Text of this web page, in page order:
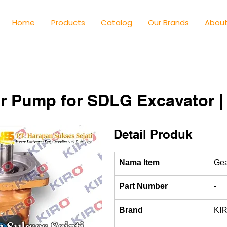
Home Products Catalog Our Brands
Pump for SDLG Excavator
Detail Produk
Nama Item
Part Number -
Brand